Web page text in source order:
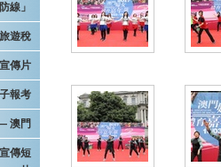
線」
旅遊稅
傳片
報考
澳門
傳短